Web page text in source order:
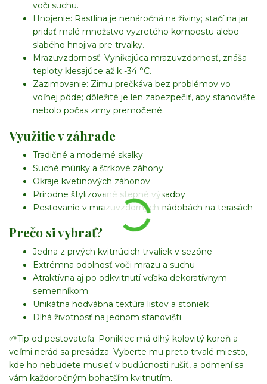
voči suchu.
Hnojenie: Rastlina je nenáročná na živiny; stačí na jar
pridať malé množstvo vyzretého kompostu alebo
slabého hnojiva pre trvalky.
Mrazuvzdornosť: Vynikajúca mrazuvzdornosť, znáša
teploty klesajúce až k -34 °C.
Zazimovanie: Zimu prečkáva bez problémov vo
voľnej pôde; dôležité je len zabezpečiť, aby stanovište
nebolo počas zimy premočené.
Využitie v záhrade
Tradičné a moderné skalky
Suché múriky a štrkové záhony
Okraje kvetinových záhonov
Prírodne štylizované stepné výsadby
Pestovanie v mrazuvzdorných nádobách na terasách
Prečo si vybrať?
Jedna z prvých kvitnúcich trvaliek v sezóne
Extrémna odolnosť voči mrazu a suchu
Atraktívna aj po odkvitnutí vďaka dekoratívnym
semenníkom
Unikátna hodvábna textúra listov a stoniek
Dlhá životnosť na jednom stanovišti
🌱Tip od pestovateľa: Poniklec má dlhý kolovitý koreň a
veľmi nerád sa presádza. Vyberte mu preto trvalé miesto,
kde ho nebudete musieť v budúcnosti rušiť, a odmení sa
vám každoročným bohatším kvitnutím.